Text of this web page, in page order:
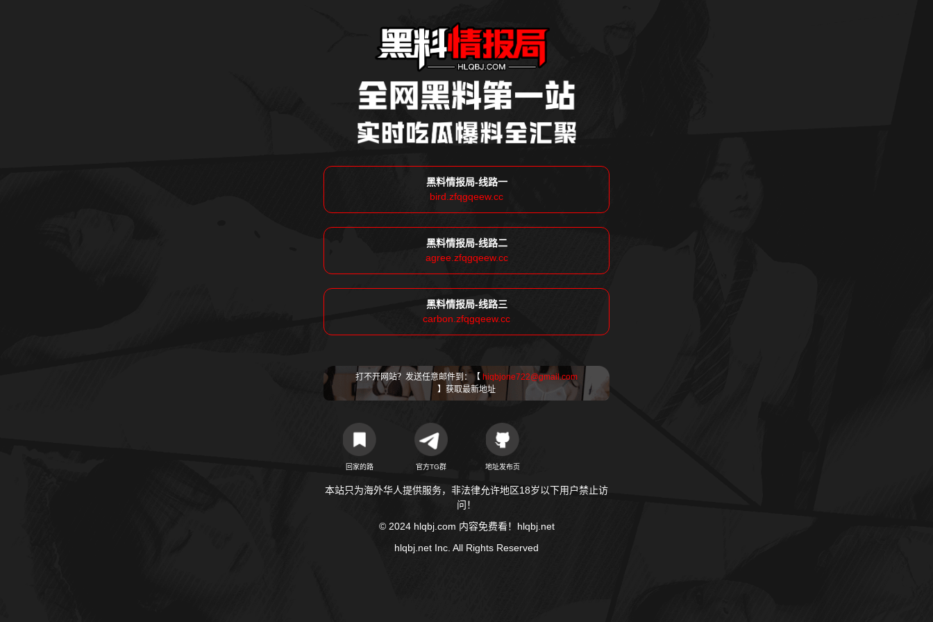
黑料情报局-线路一
bird.zfqgqeew.cc
黑料情报局-线路二
agree.zfqgqeew.cc
黑料情报局-线路三
carbon.zfqgqeew.cc
打不开网站？发送任意邮件到：【 hiqbjone722@gmail.com
】获取最新地址
回家的路 官方TG群 地址发布页
本站只为海外华人提供服务，非法律允许地区18岁以下用户禁止访
问！
© 2024 hlqbj.com 内容免费看！hlqbj.net
hlqbj.net Inc. All Rights Reserved